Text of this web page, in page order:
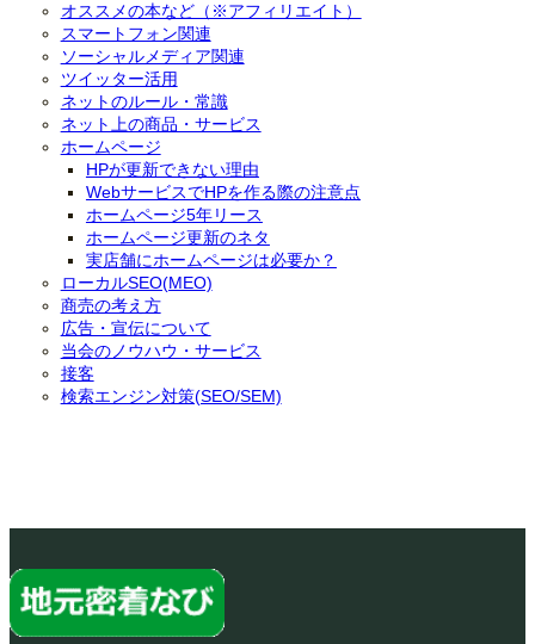
オススメの本など（※アフィリエイト）
スマートフォン関連
ソーシャルメディア関連
ツイッター活用
ネットのルール・常識
ネット上の商品・サービス
ホームページ
HPが更新できない理由
WebサービスでHPを作る際の注意点
ホームページ5年リース
ホームページ更新のネタ
実店舗にホームページは必要か？
ローカルSEO(MEO)
商売の考え方
広告・宣伝について
当会のノウハウ・サービス
接客
検索エンジン対策(SEO/SEM)